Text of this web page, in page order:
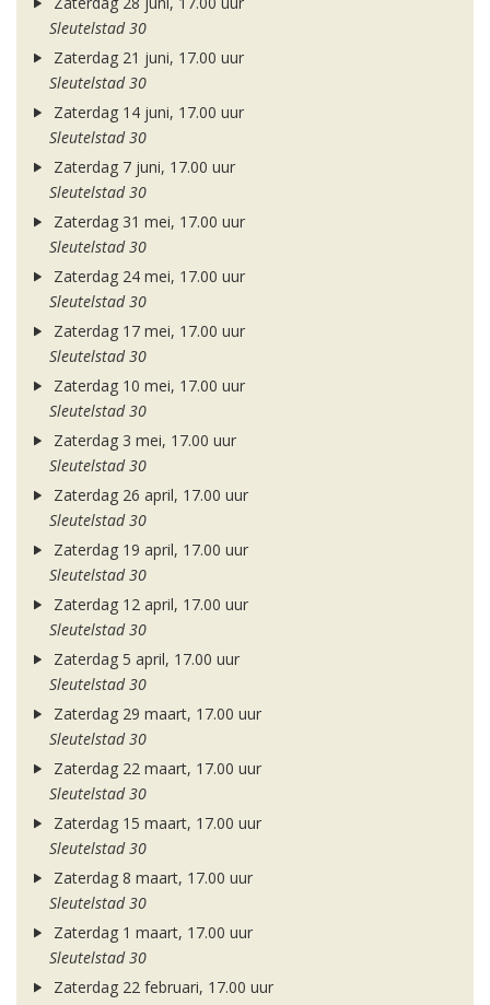
Sleutelstad 30
Zaterdag 21 juni, 17.00 uur
Sleutelstad 30
Zaterdag 14 juni, 17.00 uur
Sleutelstad 30
Zaterdag 7 juni, 17.00 uur
Sleutelstad 30
Zaterdag 31 mei, 17.00 uur
Sleutelstad 30
Zaterdag 24 mei, 17.00 uur
Sleutelstad 30
Zaterdag 17 mei, 17.00 uur
Sleutelstad 30
Zaterdag 10 mei, 17.00 uur
Sleutelstad 30
Zaterdag 3 mei, 17.00 uur
Sleutelstad 30
Zaterdag 26 april, 17.00 uur
Sleutelstad 30
Zaterdag 19 april, 17.00 uur
Sleutelstad 30
Zaterdag 12 april, 17.00 uur
Sleutelstad 30
Zaterdag 5 april, 17.00 uur
Sleutelstad 30
Zaterdag 29 maart, 17.00 uur
Sleutelstad 30
Zaterdag 22 maart, 17.00 uur
Sleutelstad 30
Zaterdag 15 maart, 17.00 uur
Sleutelstad 30
Zaterdag 8 maart, 17.00 uur
Sleutelstad 30
Zaterdag 1 maart, 17.00 uur
Sleutelstad 30
Zaterdag 22 februari, 17.00 uur